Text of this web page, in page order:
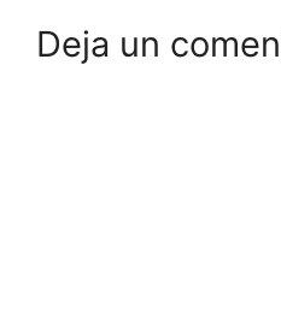
Deja un